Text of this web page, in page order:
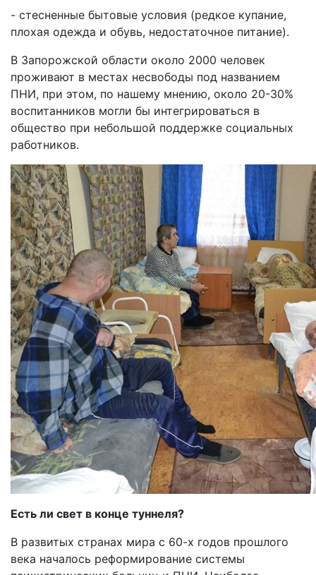
- стесненные бытовые условия (редкое купание,
плохая одежда и обувь, недостаточное питание).
В Запорожской области около 2000 человек
проживают в местах несвободы под названием
ПНИ, при этом, по нашему мнению, около 20-30%
воспитанников могли бы интегрироваться в
общество при небольшой поддержке социальных
работников.
Есть ли свет в конце туннеля?
В развитых странах мира с 60-х годов прошлого
века началось реформирование системы